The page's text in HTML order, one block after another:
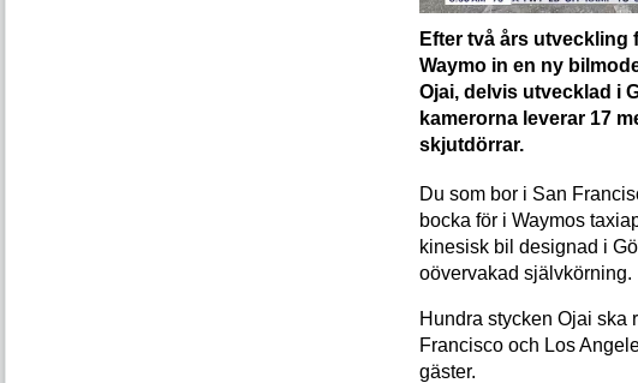
Efter två års
Waymo in en ny
Ojai, delvis utvecklad i
kamerorna leverar 17
skjutdörrar.
Du som bor i San
bocka för i Waymos
kinesisk bil designad i
oövervakad självkörning.
Hundra stycken Ojai ska
Francisco och Los
gäster.